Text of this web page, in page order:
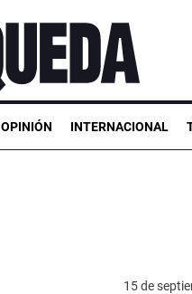
OPINIÓN INTERNACIONAL
15 de